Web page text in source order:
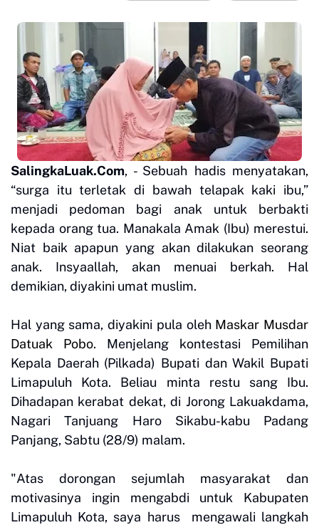
SalingkaLuak.Com, - Sebuah hadis menyatakan,
“surga itu terletak di bawah telapak kaki ibu,”
menjadi pedoman bagi anak untuk berbakti
kepada orang tua. Manakala Amak (Ibu) merestui.
Niat baik apapun yang akan dilakukan seorang
anak. Insyaallah, akan menuai berkah. Hal
demikian, diyakini umat muslim.
Hal yang sama, diyakini pula oleh Maskar Musdar
Datuak Pobo. Menjelang kontestasi Pemilihan
Kepala Daerah (Pilkada) Bupati dan Wakil Bupati
Limapuluh Kota. Beliau minta restu sang Ibu.
Dihadapan kerabat dekat, di Jorong Lakuakdama,
Nagari Tanjuang Haro Sikabu-kabu Padang
Panjang, Sabtu (28/9) malam.
"Atas dorongan sejumlah masyarakat dan
motivasinya ingin mengabdi untuk Kabupaten
Limapuluh Kota, saya harus mengawali langkah